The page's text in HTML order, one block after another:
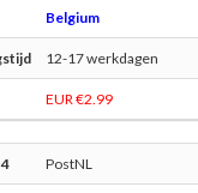
Belgium
12-17 werkdagen
EUR €2.99
PostNL